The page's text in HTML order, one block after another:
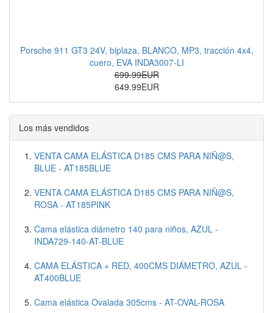
Porsche 911 GT3 24V, biplaza, BLANCO, MP3, tracción 4x4,
cuero, EVA INDA3007-LI
699.99EUR
649.99EUR
Los más vendidos
VENTA CAMA ELÁSTICA D185 CMS PARA NIÑ@S,
BLUE - AT185BLUE
VENTA CAMA ELÁSTICA D185 CMS PARA NIÑ@S,
ROSA - AT185PINK
Cama elástica diámetro 140 para niños, AZUL -
INDA729-140-AT-BLUE
CAMA ELÁSTICA + RED, 400CMS DIÁMETRO, AZUL -
AT400BLUE
Cama elástica Ovalada 305cms - AT-OVAL-ROSA